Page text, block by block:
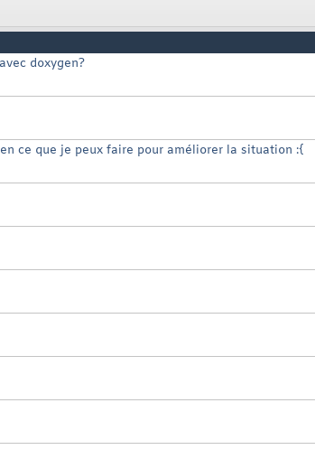
doxygen?
ce que je peux faire pour améliorer la situation :{